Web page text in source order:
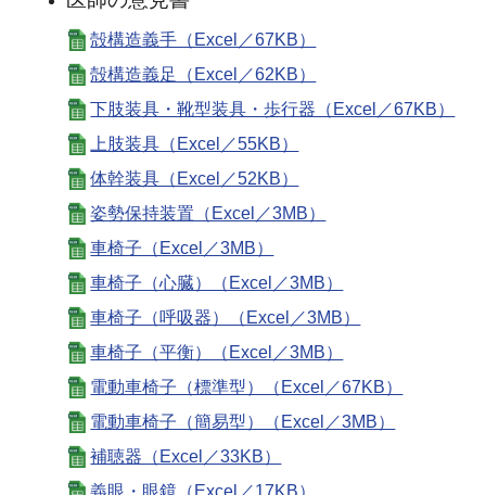
殻構造義手（Excel／67KB）
殻構造義足（Excel／62KB）
下肢装具・靴型装具・歩行器（Excel／67KB）
上肢装具（Excel／55KB）
体幹装具（Excel／52KB）
姿勢保持装置（Excel／3MB）
車椅子（Excel／3MB）
車椅子（心臓）（Excel／3MB）
車椅子（呼吸器）（Excel／3MB）
車椅子（平衡）（Excel／3MB）
電動車椅子（標準型）（Excel／67KB）
電動車椅子（簡易型）（Excel／3MB）
補聴器（Excel／33KB）